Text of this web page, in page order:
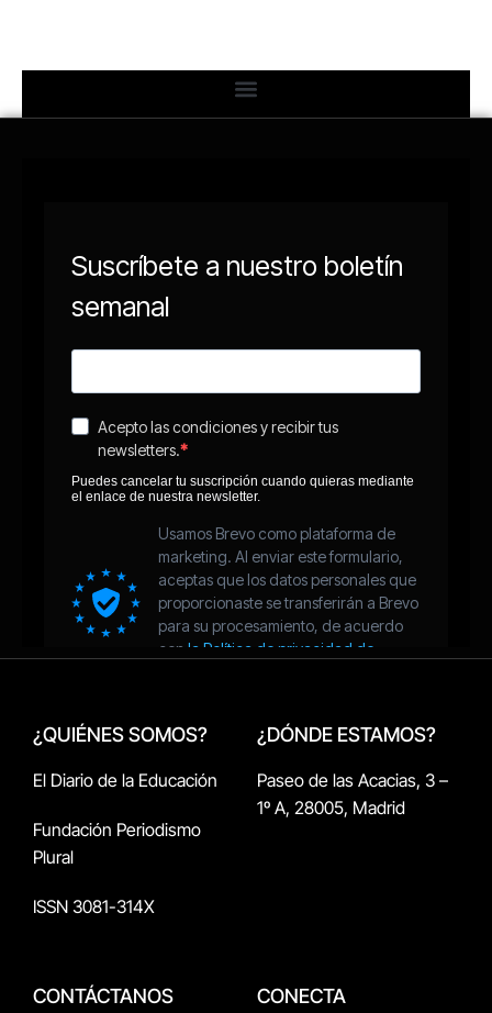
¿QUIÉNES SOMOS?
El Diario de la Educación
Fundación Periodismo
Plural
ISSN 3081-314X
¿DÓNDE ESTAMOS?
Paseo de las Acacias, 3 –
1º A, 28005, Madrid
CONTÁCTANOS CONECTA